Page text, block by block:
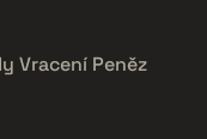
Vracení Peněz